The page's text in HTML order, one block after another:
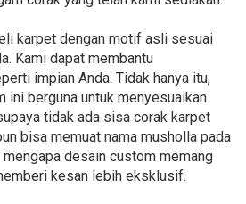
karpet dengan motif asli sesuai
Kami dapat membantu
impian Anda. Tidak hanya itu,
ini berguna untuk menyesuaikan
tidak ada sisa corak karpet
bisa memuat nama musholla pada
desain custom memang
kesan lebih eksklusif.